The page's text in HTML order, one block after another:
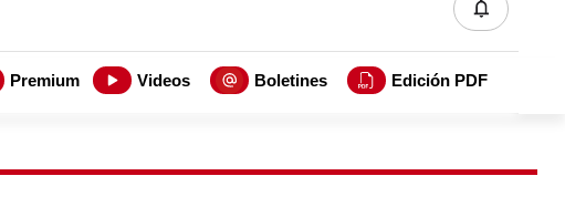
Premium Videos Boletines Edición PDF